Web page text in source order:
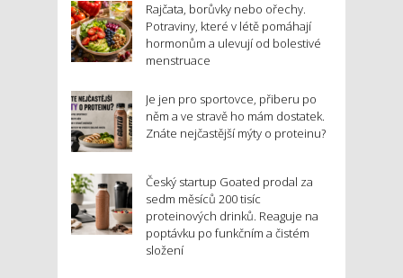
Rajčata, borůvky nebo ořechy.
Potraviny, které v létě pomáhají
hormonům a ulevují od bolestivé
menstruace
Je jen pro sportovce, přiberu po
něm a ve stravě ho mám dostatek.
Znáte nejčastější mýty o proteinu?
Český startup Goated prodal za
sedm měsíců 200 tisíc
proteinových drinků. Reaguje na
poptávku po funkčním a čistém
složení